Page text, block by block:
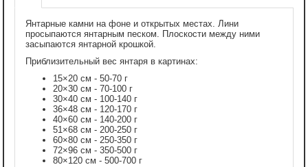
Янтарные камни на фоне и открытых местах. Лини
просыпаются янтарным песком. Плоскости между ними
засыпаются янтарной крошкой.
Приблизительный вес янтаря в картинах:
15×20 см - 50-70 г
20×30 см - 70-100 г
30×40 см - 100-140 г
36×48 см - 120-170 г
40×60 см - 140-200 г
51×68 см - 200-250 г
60×80 см - 250-350 г
72×96 см - 350-500 г
80×120 см - 500-700 г